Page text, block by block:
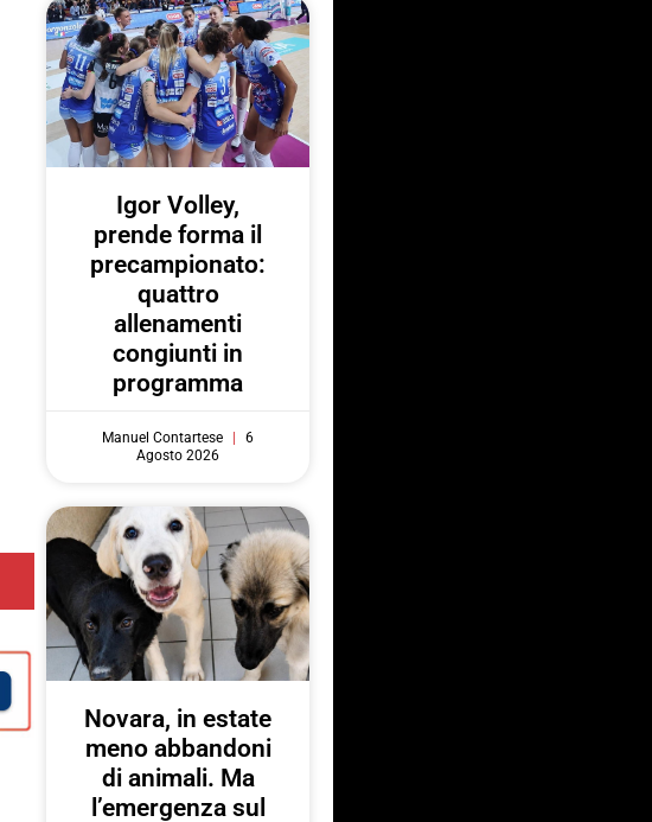
Igor Volley,
prende forma il
precampionato:
quattro
allenamenti
congiunti in
programma
Manuel Contartese
6
Agosto 2026
Novara, in estate
meno abbandoni
di animali. Ma
l’emergenza sul